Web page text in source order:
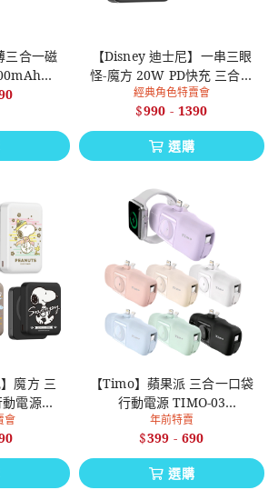
三合一磁
37Wh
【Disney 迪士尼】一串三眼
怪-魔方 20W PD快充 三合一
無線充電行動電源
經典角色特賣會
$990 - 1390
選購
】魔方 三
電源
會
【Timo】蘋果派 三合一口袋
行動電源 TIMO-03
@17.76Wh
年前特賣
$399 - 690
選購